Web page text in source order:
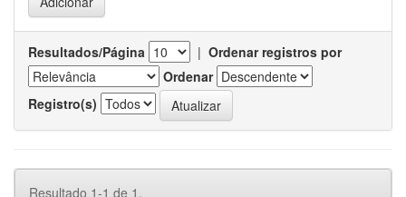
Resultados/Página | Ordenar registros por
Ordenar
Registro(s)
Resultado 1-1 de 1.